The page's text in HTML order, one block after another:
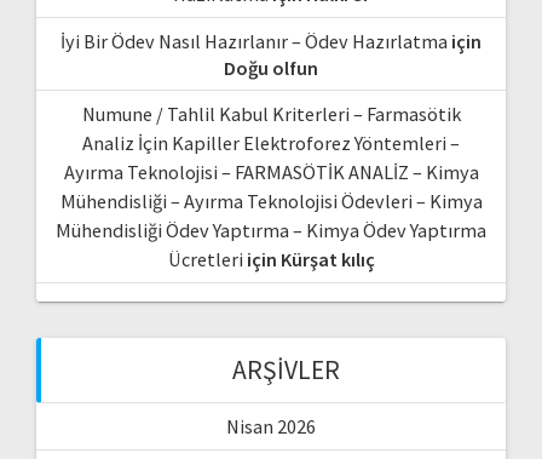
İyi Bir Ödev Nasıl Hazırlanır – Ödev Hazırlatma için
Doğu olfun
Numune / Tahlil Kabul Kriterleri – Farmasötik
Analiz İçin Kapiller Elektroforez Yöntemleri –
Ayırma Teknolojisi – FARMASÖTİK ANALİZ – Kimya
Mühendisliği – Ayırma Teknolojisi Ödevleri – Kimya
Mühendisliği Ödev Yaptırma – Kimya Ödev Yaptırma
Ücretleri için Kürşat kılıç
ARŞIVLER
Nisan 2026